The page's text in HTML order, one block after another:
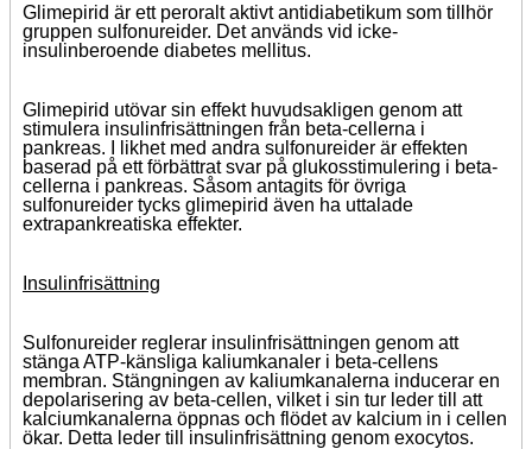
Glimepirid är ett peroralt aktivt antidiabetikum som tillhör
gruppen sulfonureider. Det används vid icke-
insulinberoende diabetes mellitus.
Glimepirid utövar sin effekt huvudsakligen genom att
stimulera insulinfrisättningen från beta-cellerna i
pankreas. I likhet med andra sulfonureider är effekten
baserad på ett förbättrat svar på glukosstimulering i beta-
cellerna i pankreas. Såsom antagits för övriga
sulfonureider tycks glimepirid även ha uttalade
extrapankreatiska effekter.
Insulinfrisättning
Sulfonureider reglerar insulinfrisättningen genom att
stänga ATP-känsliga kaliumkanaler i beta-cellens
membran. Stängningen av kaliumkanalerna inducerar en
depolarisering av beta-cellen, vilket i sin tur leder till att
kalciumkanalerna öppnas och flödet av kalcium in i cellen
ökar. Detta leder till insulinfrisättning genom exocytos.